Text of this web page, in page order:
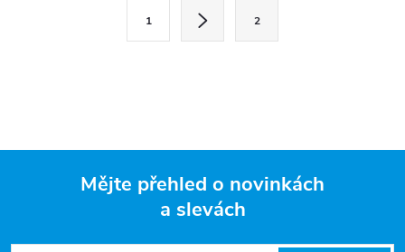
c
n
1 2
Mějte přehled o novinkách
a slevách